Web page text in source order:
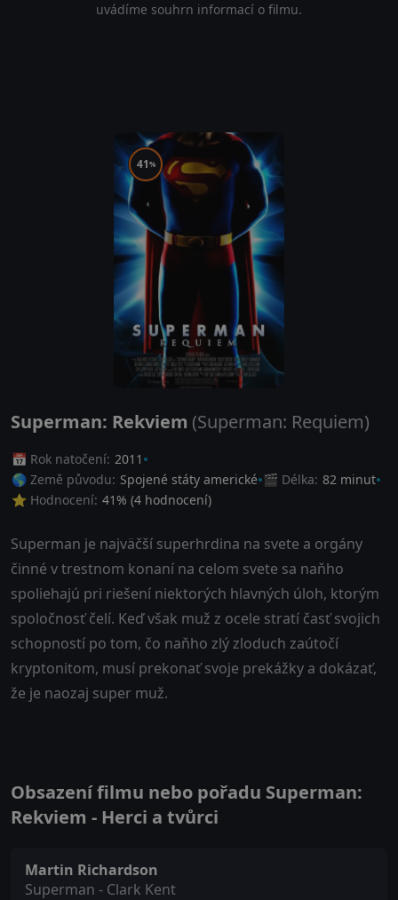
uvádíme souhrn informací o filmu.
41%
Superman: Rekviem (Superman: Requiem)
📅 Rok natočení: 2011
🌎 Země původu: Spojené státy americké 🎬 Délka: 82 minut
⭐ Hodnocení: 41% (4 hodnocení)
Superman je najväčší superhrdina na svete a orgány
činné v trestnom konaní na celom svete sa naňho
spoliehajú pri riešení niektorých hlavných úloh, ktorým
spoločnosť čelí. Keď však muž z ocele stratí časť svojich
schopností po tom, čo naňho zlý zloduch zaútočí
kryptonitom, musí prekonať svoje prekážky a dokázať,
že je naozaj super muž.
Obsazení filmu nebo pořadu Superman:
Rekviem - Herci a tvůrci
Martin Richardson
Superman - Clark Kent